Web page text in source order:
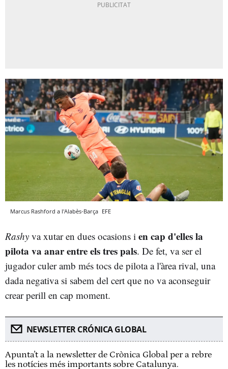
Marcus Rashford a l'Alabès-Barça EFE
Rashy va xutar en dues ocasions i en cap d'elles la
pilota va anar entre els tres pals. De fet, va ser el
jugador culer amb més tocs de pilota a l'àrea rival, una
dada negativa si sabem del cert que no va aconseguir
crear perill en cap moment.
NEWSLETTER CRÓNICA GLOBAL
Apunta't a la newsletter de Crònica Global per a rebre
les notícies més importants sobre Catalunya.